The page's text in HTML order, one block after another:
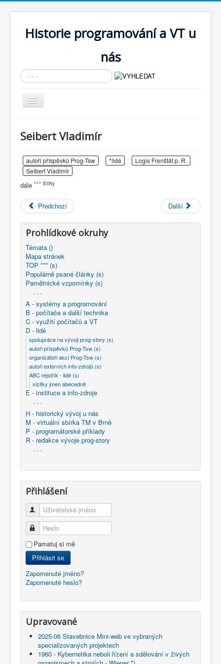
Historie programování a VT u
nás
Vyhledávání...
Přepnout
navigaci
Cíle expozice
PRŮVODCE EXPOZICÍ
Současnost SW a IT
Historické počítače
COBOL
Úvod
vizitky jmen abecedně
Seibert Vladimír
autoři příspěvků Prog-Tsw *lidé
Logis Frenštát p. R.
Seibert Vladimír
dále ^^^ štítky
Předchozí Další
Prohlídkové okruhy
Témata ()
Mapa stránek
TOP *** (s)
Populárně psané články (s)
Pamětnické vzpomínky (s)
- - -
A - systémy a programování
B - počítače a další technika
C - využití počítačů a VT
D - lidé
spolupráce na vývoji prog-story (s)
autoři příspěvků Prog-Tsw (s)
organizátoři akcí Prog-Tsw (s)
autoři externích info-zdrojů (s)
ABC rejstřík - lidé (s)
vizitky jmen abecedně
E - instituce a info-zdroje
- - -
H - historický vývoj u nás
M - virtuální sbírka TM v Brně
P - programátorské příklady
R - redakce vývoje prog-story
- - -
Přihlášení
Uživatelské jméno
Heslo
Pamatuj si mě
Přihlásit se
Zapomenuté jméno?
Zapomenuté heslo?
Upravované
2025-06 Stavebnice Mini-web ve vybraných
specializovaných projektech
1960 - Kybernetika neboli řízení a sdělování v živých